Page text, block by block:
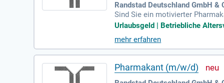
Randstad Deutschland GmbH &
Sind Sie ein motivierter
al Solutions in Köln bietet Ihnen
ozesses. Bewerben Sie sich
n, und wir freuen uns darauf,
Urlaubsgeld | Betriebliche
mehr erfahren
Pharmakant (m/w/d)